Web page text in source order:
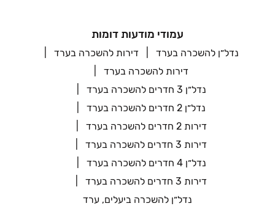
עמודי מודעות דומות
נדל״ן להשכרה בערד
דירות להשכרה בערד
דירות להשכרה בערד
נדל״ן 3 חדרים להשכרה בערד
נדל״ן 2 חדרים להשכרה בערד
דירות 2 חדרים להשכרה בערד
דירות 3 חדרים להשכרה בערד
נדל״ן 4 חדרים להשכרה בערד
דירות 3 חדרים להשכרה בערד
נדל״ן להשכרה ביעלים, ערד